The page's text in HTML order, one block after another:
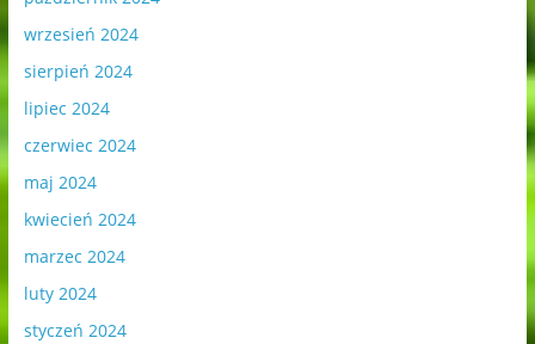
wrzesień 2024
sierpień 2024
lipiec 2024
czerwiec 2024
maj 2024
kwiecień 2024
marzec 2024
luty 2024
styczeń 2024